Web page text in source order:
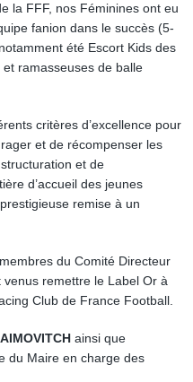
la FFF, nos Féminines ont eu
fanion dans le succès (5-
été Escort Kids des
et ramasseuses de balle
critères d’excellence pour
et de récompenser les
et de
d’accueil des jeunes
remise à un
du Comité Directeur
remettre le Label Or à
Club de France Football.
ainsi que
du Maire en charge des